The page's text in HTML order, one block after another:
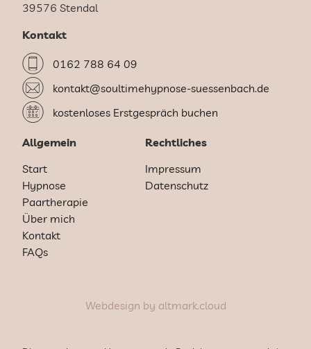
39576 Stendal
Kontakt
0162 788 64 09
kontakt@soultimehypnose-suessenbach.de
kostenloses Erstgespräch buchen
Allgemein
Start
Hypnose
Paartherapie
Über mich
Kontakt
FAQs
Rechtliches
Impressum
Datenschutz
Webdesign by altmark.cloud